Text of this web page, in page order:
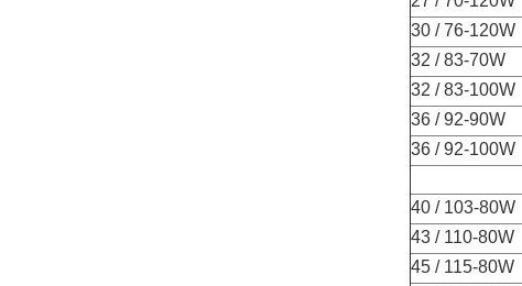
30 / 76-120W
32 / 83-70W
32 / 83-100W
36 / 92-90W
36 / 92-100W
40 / 103-80W
43 / 110-80W
45 / 115-80W